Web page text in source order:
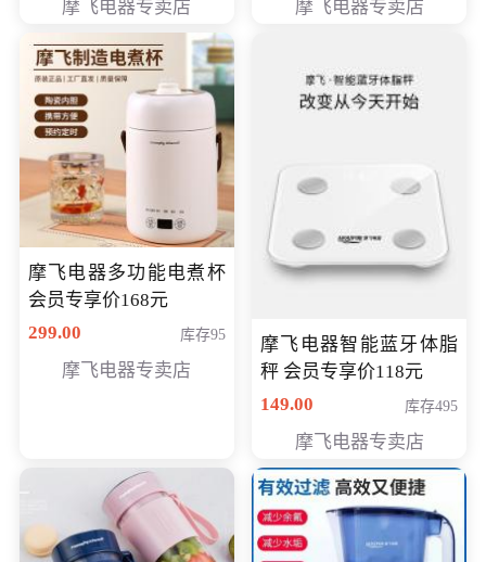
摩飞电器专卖店 摩飞电器专卖店
摩飞电器多功能电煮杯
会员专享价168元
299.00
库存95
摩飞电器专卖店
摩飞电器智能蓝牙体脂
秤 会员专享价118元
149.00
库存495
摩飞电器专卖店